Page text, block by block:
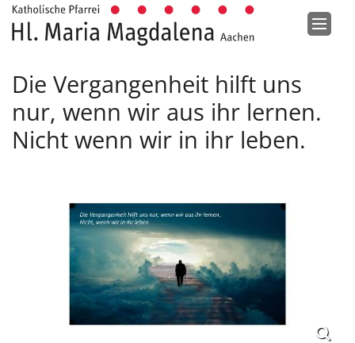
Zum Inhalt springen
Die Vergangenheit hilft uns
nur, wenn wir aus ihr lernen.
Nicht wenn wir in ihr leben.